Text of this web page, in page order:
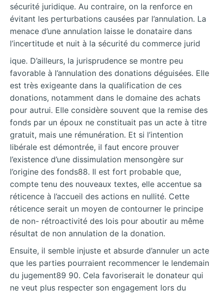
sécurité juridique. Au contraire, on la renforce en
évitant les perturbations causées par l’annulation. La
menace d’une annulation laisse le donataire dans
l’incertitude et nuit à la sécurité du commerce jurid
ique. D’ailleurs, la jurisprudence se montre peu
favorable à l’annulation des donations déguisées. Elle
est très exigeante dans la qualification de ces
donations, notamment dans le domaine des achats
pour autrui. Elle considère souvent que la remise des
fonds par un époux ne constituait pas un acte à titre
gratuit, mais une rémunération. Et si l’intention
libérale est démontrée, il faut encore prouver
l’existence d’une dissimulation mensongère sur
l’origine des fonds88. Il est fort probable que,
compte tenu des nouveaux textes, elle accentue sa
réticence à l’accueil des actions en nullité. Cette
réticence serait un moyen de contourner le principe
de non- rétroactivité des lois pour aboutir au même
résultat de non annulation de la donation.
Ensuite, il semble injuste et absurde d’annuler un acte
que les parties pourraient recommencer le lendemain
du jugement89 90. Cela favoriserait le donateur qui
ne veut plus respecter son engagement lors du